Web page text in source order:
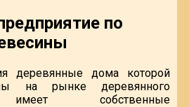
по
деревянные дома которой
на рынке деревянного
имеет собственные